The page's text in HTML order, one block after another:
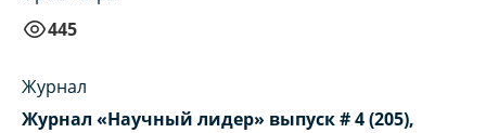
445
Журнал
Журнал «Научный лидер» выпуск # 4 (205),